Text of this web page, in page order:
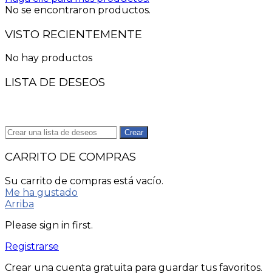
No se encontraron productos.
VISTO RECIENTEMENTE
No hay productos
LISTA DE DESEOS
Crear
CARRITO DE COMPRAS
Su carrito de compras está vacío.
Me ha gustado
Arriba
Please sign in first.
Registrarse
Crear una cuenta gratuita para guardar tus favoritos.